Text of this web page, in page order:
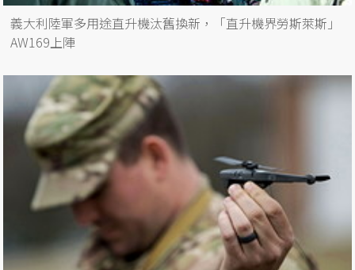
義大利陸軍多用途直升機汰舊換新，「直升機界勞斯萊斯」
AW169上陣